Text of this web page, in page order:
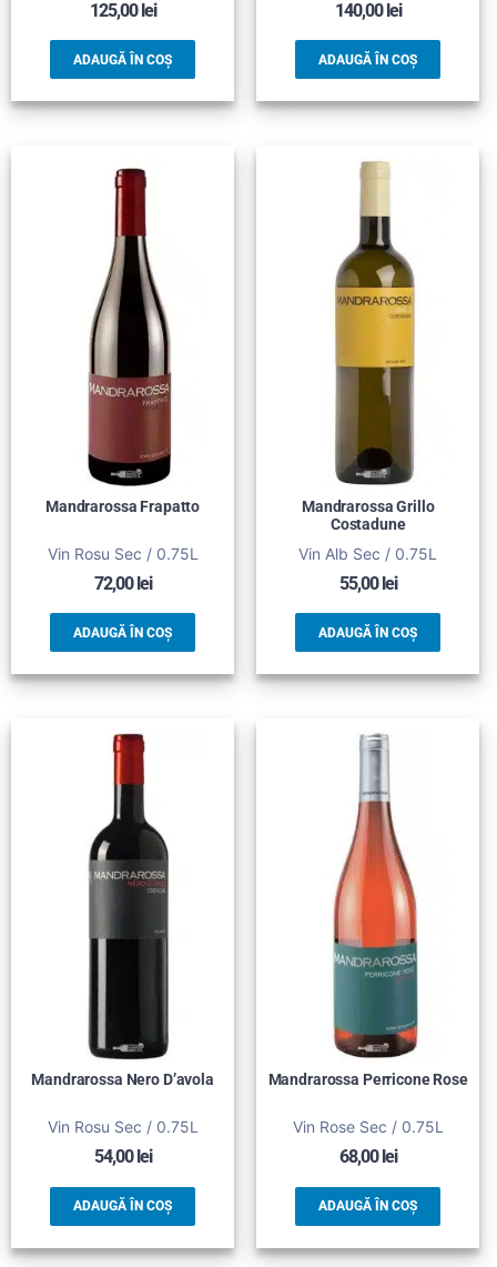
125,00lei
ADAUGĂ ÎN COȘ
140,00lei
ADAUGĂ ÎN COȘ
Mandrarossa Frapatto
Vin Rosu Sec / 0.75L
72,00lei
ADAUGĂ ÎN COȘ
Mandrarossa Grillo
Costadune
Vin Alb Sec / 0.75L
55,00lei
ADAUGĂ ÎN COȘ
Mandrarossa Nero D’avola
Vin Rosu Sec / 0.75L
54,00 lei
ADAUGĂ ÎN COȘ
Mandrarossa Perricone Rose
Vin Rose Sec / 0.75L
68,00 lei
ADAUGĂ ÎN COȘ